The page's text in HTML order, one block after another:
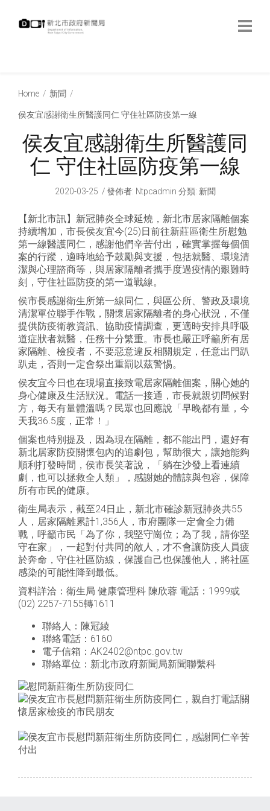
Home 新聞
侯友宜感謝衛生所醫護同仁 守住社區防疫第一線
侯友宜感謝衛生所醫護同
仁 守住社區防疫第一線
2020-03-25 發佈者: Ntpcadmin 分類: 新聞
【新北市訊】新冠肺炎全球延燒，新北市居家隔離個案
持續增加，市長侯友宜今(25)日前往新莊區衛生所慰勉
第一線醫護同仁，感謝他們辛苦付出，確實掌握每個個
案的行蹤，適時地給予鼓勵與支援，包括就醫、環境清
潔與心理諮商等，與居家隔離者攜手度過疫情的艱難時
刻，守住社區防疫的第一道戰線。
侯市長感謝衛生所第一線同仁，與區公所、警政及環境
清潔單位聯手作戰，關懷居家隔離者的身心狀況，不僅
提供防疫衛教資訊、協助疫情調查，更適時安排具呼吸
道症狀者就醫，任務十分繁重。市長也嚴正呼籲所有居
家隔離、檢疫者，不要惡意違反相關規定，任意出門趴
趴走，否則一定會祭出重罰以茲警惕。
侯友宜今日也在現場直接致電居家隔離個案，關心她的
身心健康及生活狀況。電話一接通，市長就親切問候對
方，每天有量體溫嗎？民眾也回應說「早晚都有量，今
天我36.5度，正常！」
個案也特別提及，因為現在隔離，都不能出門，還好有
新北居家防疫關懷包內的追劇包，幫助很大，讓她能夠
順利打發時間，侯市長笑著說，「躺在沙發上看連續
劇，也可以拯救全人類」，感謝她的體諒與包容，保障
所有市民的健康。
衛生局表示，截至24日止，新北市確診新冠肺炎共55
人，居家隔離累計1,356人，市府團隊一定會全力備
戰，呼籲市民「為了你，我堅守崗位；為了我，請你堅
守在家」，一起對付共同的敵人，才不會讓防疫人員疲
於奔命，守住社區防線，保護自己也保護他人，將社區
感染的可能性降到最低。
資料詳洽：衛生局 健康管理科 陳欣蓉 電話：1999或
(02) 2257-7155轉1611
聯絡人：陳冠綾
聯絡電話：6160
電子信箱：AK2402@ntpc.gov.tw
聯絡單位：新北市政府新聞局新聞聯繫科